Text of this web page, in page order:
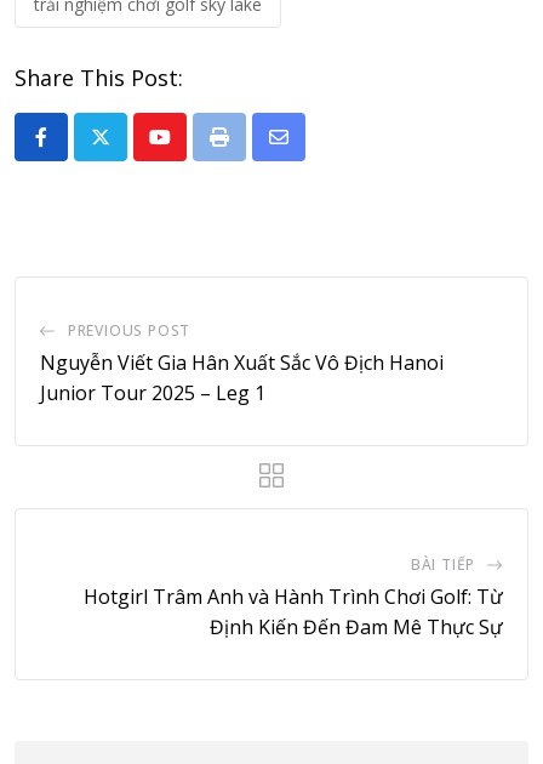
Share This Post:
YoutubePrint
Share
PREVIOUS POST
Nguyễn Viết Gia Hân Xuất Sắc Vô Địch Hanoi
Junior Tour 2025 – Leg 1
BÀI TIẾP
Hotgirl Trâm Anh và Hành Trình Chơi Golf: Từ
Định Kiến Đến Đam Mê Thực Sự